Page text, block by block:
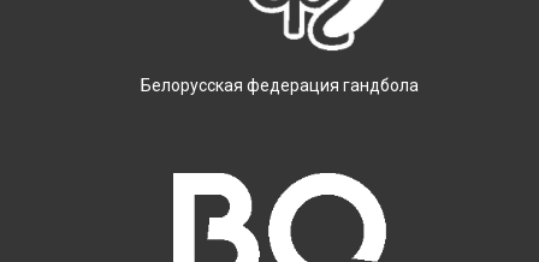
Белорусская федерация гандбола